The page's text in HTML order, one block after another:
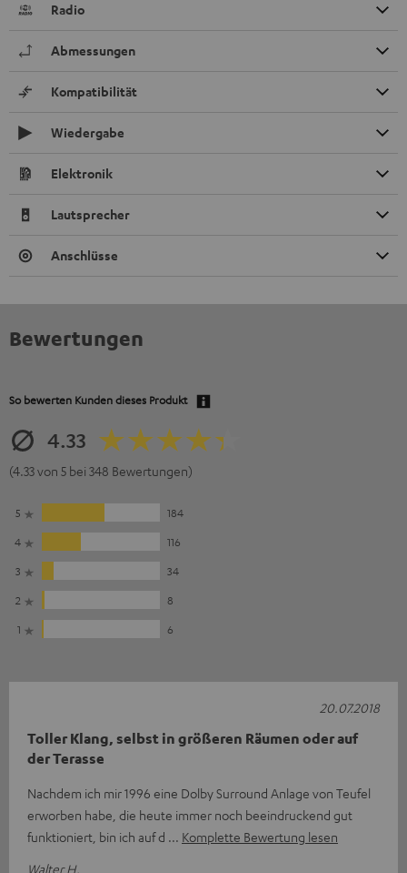
Radio
Abmessungen
Kompatibilität
Wiedergabe
Elektronik
Lautsprecher
Anschlüsse
Bewertungen
So bewerten Kunden dieses Produkt
4.33
(4.33 von 5 bei 348 Bewertungen)
5
184
4
116
3
34
2
8
1
6
Toller Klang, selbst in größeren Räumen oder auf
der Terasse
Nachdem ich mir 1996 eine Dolby Surround Anlage von Teufel
erworben habe, die heute immer noch beeindruckend gut
funktioniert, bin ich auf d
Komplette Bewertung lesen
Walter H.
20.07.2018